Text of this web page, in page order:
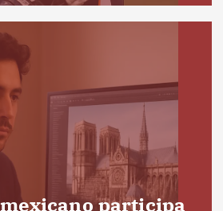
participa